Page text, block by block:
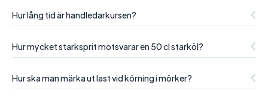
Hur lång tid är handledarkursen?
Hur mycket starksprit motsvarar en 50 cl starköl?
Hur ska man märka ut last vid körning i mörker?